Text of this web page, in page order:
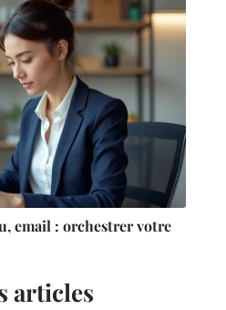
email : orchestrer votre
articles